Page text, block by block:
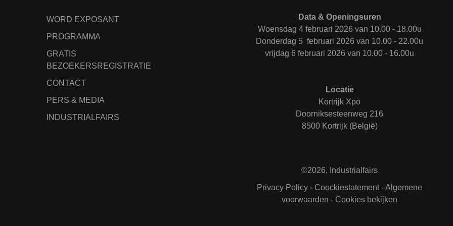
WORD EXPOSANT
PROGRAMMA
GRATIS
BEZOEKERSREGISTRATIE
CONTACT
PERS & MEDIA
INDUSTRIALFAIRS
Data & Openingsuren
Woensdag 4 februari 2026 van 10.00 - 18.00u
Donderdag 5 februari 2026 van 10.00 - 22.00u
vrijdag 6 februari 2026 van 10.00 - 16.00u
Locatie
Kortrijk Xpo
Doorniksesteenweg 216
8500 Kortrijk (België)
©2026, Industrialfairs
Privacy Policy - Coockiestatement-Algemene
voorwaarden - Cookies bekijken